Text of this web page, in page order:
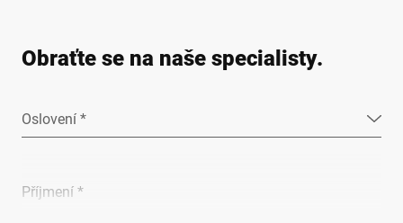
Obraťte se na naše specialisty.
Oslovení *
Příjmení *